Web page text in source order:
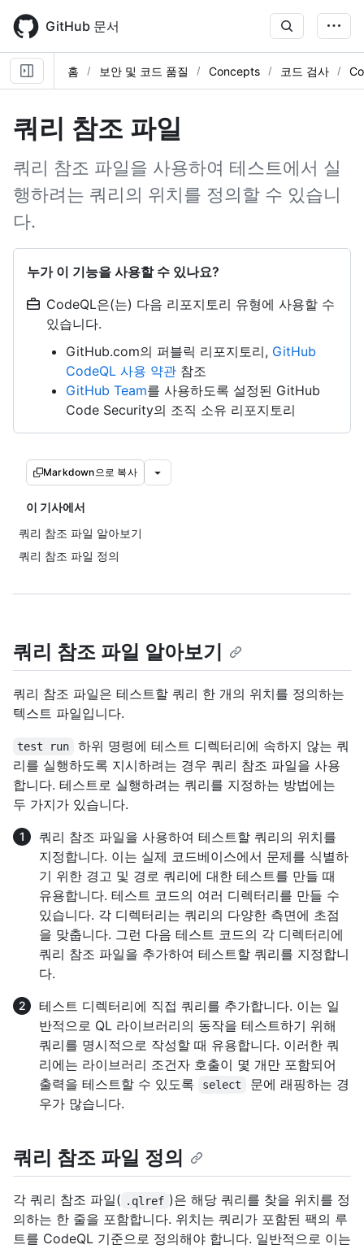
main
content
GitHub 문서
홈 보안 및 코드 품질 Concepts 코드 검사
쿼리 참조 파일
쿼리 참조 파일을 사용하여 테스트에서 실
행하려는 쿼리의 위치를 정의할 수 있습니
다.
누가 이 기능을 사용할 수 있나요?
CodeQL은(는) 다음 리포지토리 유형에 사용할 수
있습니다.
GitHub.com의 퍼블릭 리포지토리, GitHub
CodeQL 사용 약관 참조
GitHub Team를 사용하도록 설정된 GitHub
Code Security의 조직 소유 리포지토리
Markdown으로 복사
이 기사에서
쿼리 참조 파일 알아보기
쿼리 참조 파일 정의
쿼리 참조 파일 알아보기
쿼리 참조 파일은 테스트할 쿼리 한 개의 위치를 정의하는
텍스트 파일입니다.
test run
하위 명령에 테스트 디렉터리에 속하지 않는 쿼
리를 실행하도록 지시하려는 경우 쿼리 참조 파일을 사용
합니다. 테스트로 실행하려는 쿼리를 지정하는 방법에는
두 가지가 있습니다.
쿼리 참조 파일을 사용하여 테스트할 쿼리의 위치를
지정합니다. 이는 실제 코드베이스에서 문제를 식별하
기 위한 경고 및 경로 쿼리에 대한 테스트를 만들 때
유용합니다. 테스트 코드의 여러 디렉터리를 만들 수
있습니다. 각 디렉터리는 쿼리의 다양한 측면에 초점
을 맞춥니다. 그런 다음 테스트 코드의 각 디렉터리에
쿼리 참조 파일을 추가하여 테스트할 쿼리를 지정합니
다.
테스트 디렉터리에 직접 쿼리를 추가합니다. 이는 일
반적으로 QL 라이브러리의 동작을 테스트하기 위해
쿼리를 명시적으로 작성할 때 유용합니다. 이러한 쿼
리에는 라이브러리 조건자 호출이 몇 개만 포함되어
출력을 테스트할 수 있도록
select
문에 래핑하는 경
우가 많습니다.
쿼리 참조 파일 정의
각 쿼리 참조 파일( .qlref )은 해당 쿼리를 찾을 위치를 정
의하는 한 줄을 포함합니다. 위치는 쿼리가 포함된 팩의 루
트를 CodeQL 기준으로 정의해야 합니다. 일반적으로 이는